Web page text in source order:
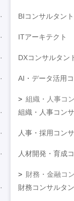
BIコンサルタント
ITアーキテクト
DXコンサルタン
AI・データ活用
組織・人事コ
組織・人事コン
人事・採用コン
人材開発・育成
財務・金融コ
財務コンサルタン